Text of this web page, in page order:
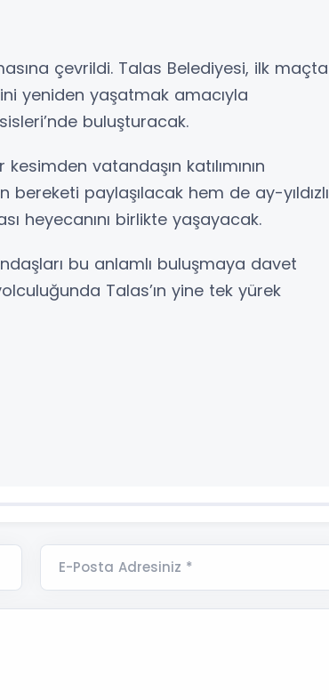
çevrildi. Talas Belediyesi, ilk maçta
yeniden yaşatmak amacıyla
buluşturacak.
vatandaşın katılımının
paylaşılacak hem de ay-yıldızlı
heyecanını birlikte yaşayacak.
bu anlamlı buluşmaya davet
Talas’ın yine tek yürek
E-Posta Adresiniz *